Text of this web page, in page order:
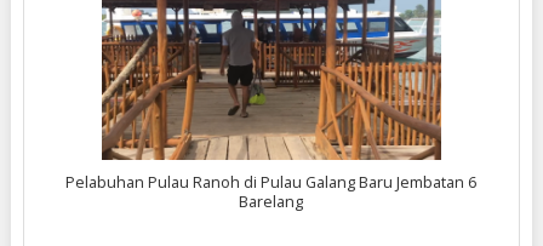
Pelabuhan Pulau Ranoh di Pulau Galang Baru Jembatan 6
Barelang